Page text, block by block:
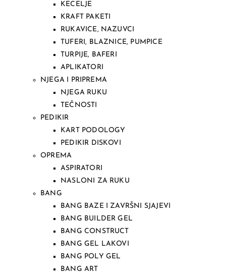
KECELJE
KRAFT PAKETI
RUKAVICE, NAZUVCI
TUFERI, BLAZNICE, PUMPICE
TURPIJE, BAFERI
APLIKATORI
NJEGA I PRIPREMA
NJEGA RUKU
TEČNOSTI
PEDIKIR
KART PODOLOGY
PEDIKIR DISKOVI
OPREMA
ASPIRATORI
NASLONI ZA RUKU
BANG
BANG BAZE I ZAVRŠNI SJAJEVI
BANG BUILDER GEL
BANG CONSTRUCT
BANG GEL LAKOVI
BANG POLY GEL
BANG ART